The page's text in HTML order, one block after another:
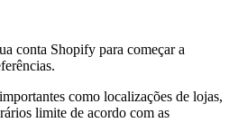
conta Shopify para começar a
como localizações de lojas,
limite de acordo com as